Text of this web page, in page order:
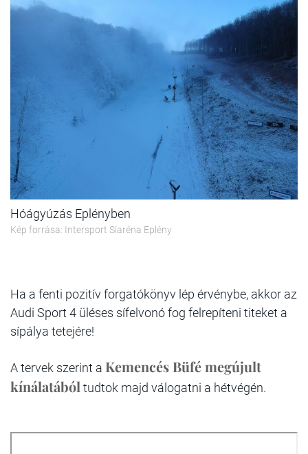
Hóágyúzás Eplényben
Kép forrása: Intersport Síaréna Eplény
Ha a fenti pozitív forgatókönyv lép érvénybe, akkor az
Audi Sport 4 üléses sífelvonó fog felrepíteni titeket a
sípálya tetejére!
A tervek szerint a Kemencés Büfé megújult
kínálatából tudtok majd válogatni a hétvégén.